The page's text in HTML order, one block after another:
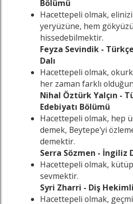
Bölümü
Hacettepeli olmak,
yeryüzüne, hem
hissedebilmektir.
Feyza Sevindik -
Dalı
Hacettepeli olmak,
her zaman farklı
Nihal Öztürk Yalçın -
Edebiyatı Bölümü
Hacettepeli olmak, hep
demek, Beytepe'yi
demektir.
Serra Sözmen - İngiliz
Hacettepeli olmak,
sevmektir.
Syri Zharri - Diş
Hacettepeli olmak,